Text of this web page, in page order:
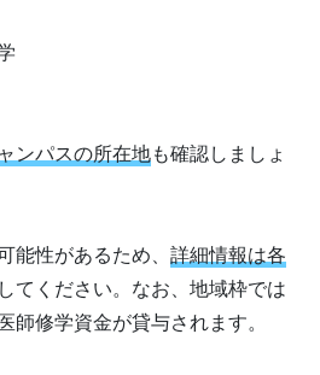
ンパスの所在地も確認しましょ
能性があるため、 詳細情報は各
してください。なお、地域枠では
師修学資金が貸与されます。